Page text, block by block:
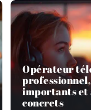
Opérateur
importants et
concrets